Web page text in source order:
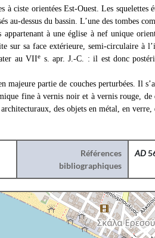
ciste orientées Est-Ouest. Les squelettes
au-dessus du bassin. L’une des tombes
appartenant à une église à nef unique
sur sa face extérieure, semi-circulaire à
au VIIe s. apr. J.-C. : il est donc
partie de couches perturbées. Il
fine à vernis noir et à vernis rouge,
des objets en métal, en
Références
bibliographiques
AD